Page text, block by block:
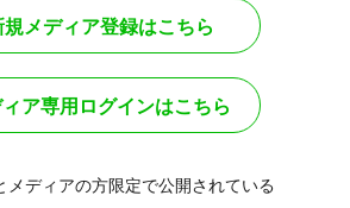
規メディア登録はこちら
ィア専用ログインはこちら
メディアの方限定で公開されている